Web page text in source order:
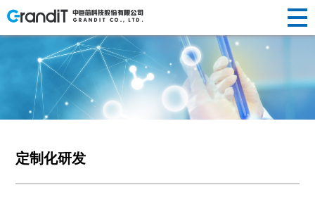
ABOUT US
我们
荣誉资质
产品
造
光纤光棒
R&D
研发
替代性研
前瞻性研
NEWS
新闻
中心
新闻动态
HUMAN
RESOURCES
人力
资源
人才理念
INVESTOR
RELATIONS
投资
者关
系
定制化研发